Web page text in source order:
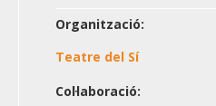
Organització:
Teatre del Sí
Col·laboració: